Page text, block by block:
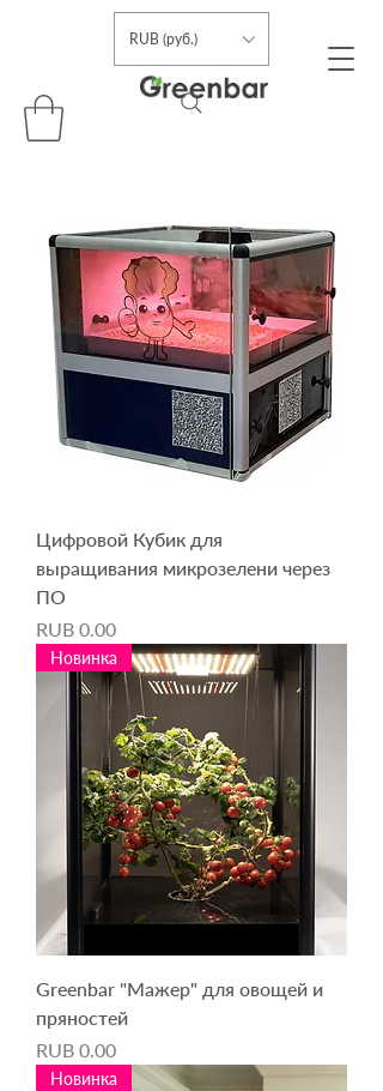
RUB (руб.)
Цифровой Кубик для
выращивания микрозелени через
ПО
Price
RUB 0.00
Новинка
Greenbar "Мажер" для овощей и
пряностей
Price
RUB 0.00
Новинка